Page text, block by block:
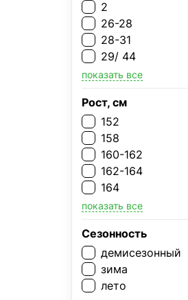
2
26-28
28-31
29/ 44
показать все
Рост, см
152
158
160-162
162-164
164
показать все
Сезонность
демисезонный
зима
лето